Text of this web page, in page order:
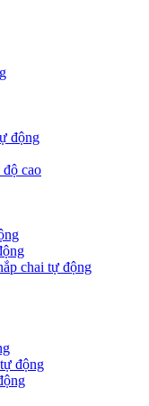
động
cao
chai tự động
động